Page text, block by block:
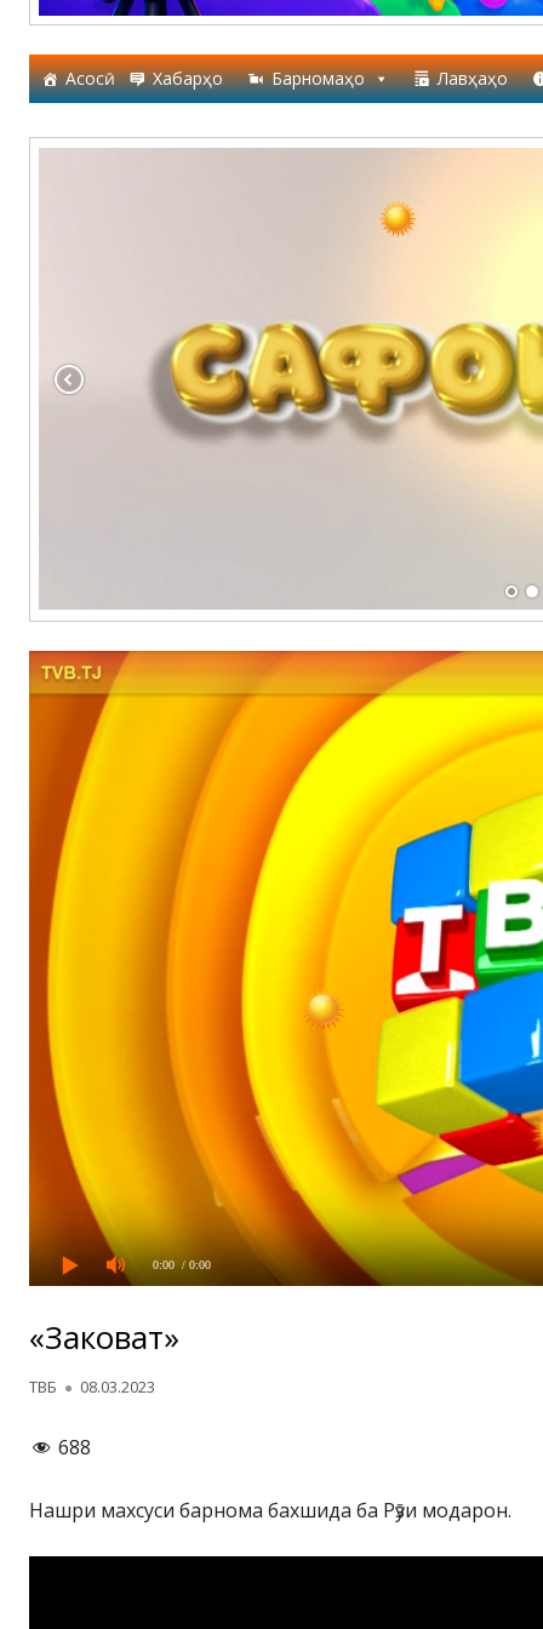
Асосӣ Хабарҳо Барномаҳо Лавҳаҳо
0:00 / 0:00
«Заковат»
Автор
ТВБ Опубликовано
08.03.2023
688
Нашри махсуси барнома бахшида ба Рӯзи модарон.